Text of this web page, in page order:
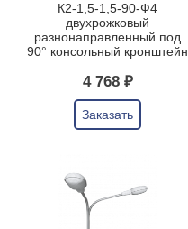
К2-1,5-1,5-90-Ф4
двухрожковый
разнонаправленный под
90° консольный кронштейн
4 768 ₽
Заказать